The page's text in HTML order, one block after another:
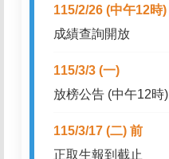
115/2/26 (中午12時)
成績查詢開放
115/3/3 (一)
放榜公告 (中午12時)
115/3/17 (二) 前
正取生報到截止